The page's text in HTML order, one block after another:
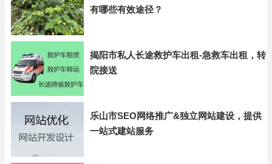
有哪些有效途径？
揭阳市私人长途救护车出租-急救车出租，转
院接送
乐山市SEO网络推广&独立网站建设，提供
一站式建站服务